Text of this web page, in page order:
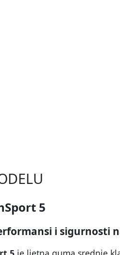
5
i sigurnosti